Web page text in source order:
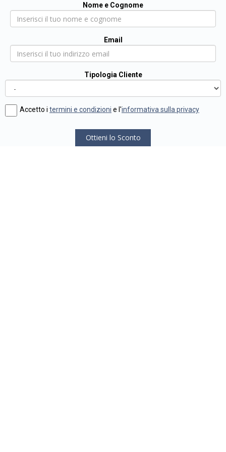
Nome e Cognome
Email
Tipologia Cliente
Accetto i termini e condizioni e l'informativa sulla privacy
Ottieni lo Sconto